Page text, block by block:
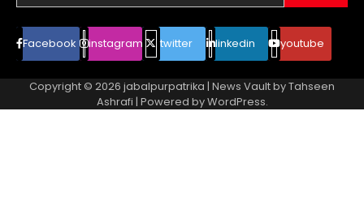
Facebook instagram twitter linkedin youtube
Copyright © 2026 jabalpurpatrika | News Vault byTahseen
Ashrafi | Powered byWordPress.